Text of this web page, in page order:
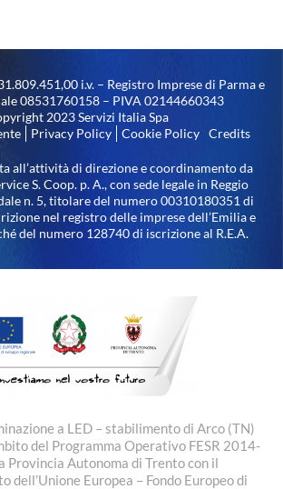
i.v. – Registro Imprese di Parma e
08531760158 – PIVA 02144660343
2023 Servizi Italia Spa
Privacy Policy Cookie Policy Credits
all’attività di direzione e coordinamento da
S. Coop. p. A., con sede legale in Reggio
n. 5, titolare del numero 00310180351 di
nel registro delle imprese dell’Emilia e
del numero 128740 di iscrizione al R.E.A.
a LED – stabilimento di Arco (TN)
del Programma Operativo FESR 2014-
Provincia Autonoma di Trento con il
dell’Unione Europea – Fondo Europeo di